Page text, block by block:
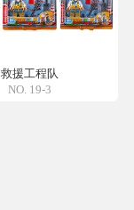
救援工程队
NO. 19-3